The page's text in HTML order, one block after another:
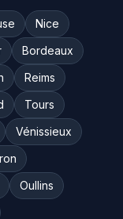
Nice
Bordeaux
Reims
Tours
Vénissieux
Oullins